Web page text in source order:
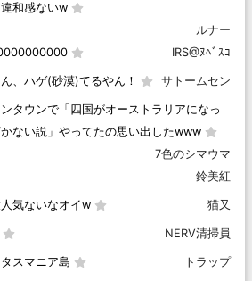
和感ないw
ルナー
IRS@ﾇﾍﾞｽｺ
、ハゲ(砂漠)てるやん！ サトームセン
タウンで「四国がオーストラリアになっ
ない説」やってたの思い出したwww
7色のシマウマ
鈴美紅
気ないなオイw 猫又
NERV清掃員
スマニア島 トラップ